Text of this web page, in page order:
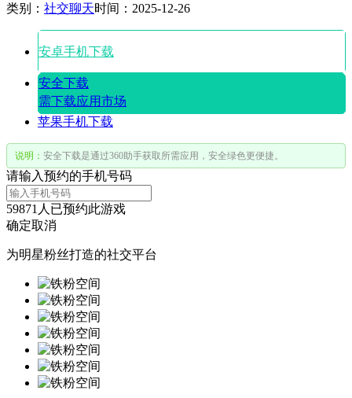
类别： 社交聊天时间：2025-12-26
安卓手机下载
安全下载
需下载应用市场
苹果手机下载
说明： 安全下载是通过360助手获取所需应用，安全绿色更便捷。
请输入预约的手机号码
59871 人已预约此游戏
确定取消
为明星粉丝打造的社交平台